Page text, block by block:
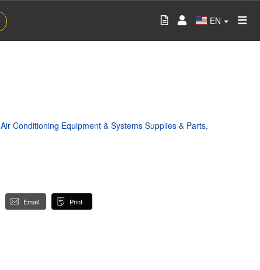
EN
Air Conditioning Equipment & Systems Supplies & Parts,
Email Print